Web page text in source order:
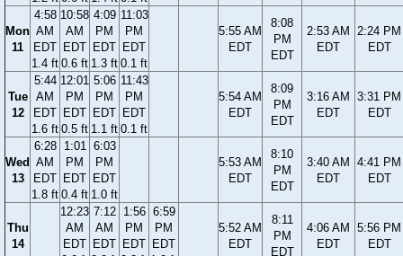
Mon
11
4:58
AM
EDT
1.4 ft
10:58
AM
EDT
0.6 ft
4:09
PM
EDT
1.3 ft
11:03
PM
EDT
0.1 ft
5:55 AM
EDT
8:08
PM
EDT
2:53 AM
EDT
2:24 PM
EDT
Tue
12
5:44
AM
EDT
1.6 ft
12:01
PM
EDT
0.5 ft
5:06
PM
EDT
1.1 ft
11:43
PM
EDT
0.1 ft
5:54 AM
EDT
8:09
PM
EDT
3:16 AM
EDT
3:31 PM
EDT
Wed
13
6:28
AM
EDT
1.8 ft
1:01
PM
EDT
0.4 ft
6:03
PM
EDT
1.0 ft
5:53 AM
EDT
8:10
PM
EDT
3:40 AM
EDT
4:41 PM
EDT
Thu
14
12:23
AM
EDT
7:12
AM
EDT
1:56
PM
EDT
6:59
PM
EDT
5:52 AM
EDT
8:11
PM
EDT
4:06 AM
EDT
5:56 PM
EDT